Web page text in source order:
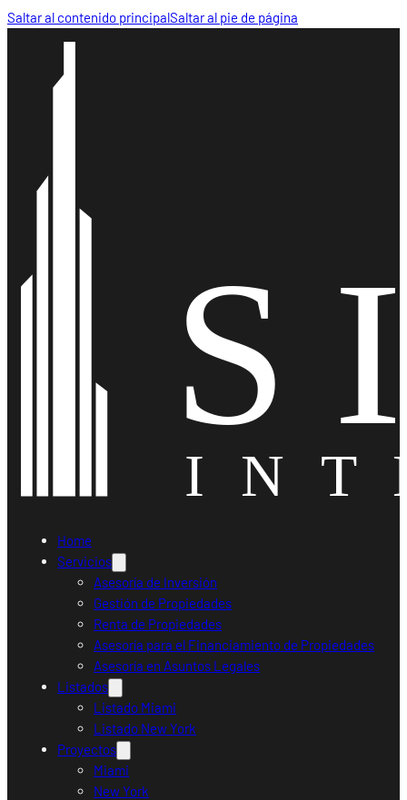
Saltar al contenido principalSaltar al pie de página
Home
Servicios
Asesoría de Inversión
Gestión de Propiedades
Renta de Propiedades
Asesoría para el Financiamiento de Propiedades
Asesoría en Asuntos Legales
Listados
Listado Miami
Listado New York
Proyectos
Miami
New York